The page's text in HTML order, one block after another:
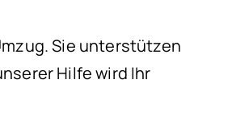
Sie unterstützen
Hilfe wird Ihr